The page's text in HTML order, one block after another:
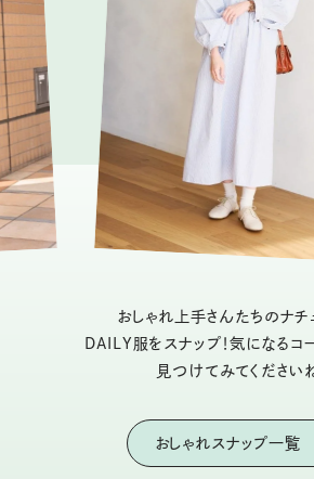
おしゃれ上手さんたちのナチ
DAILY服をスナップ！気になるコ
見つけてみてくださいね
おしゃれスナップ一覧